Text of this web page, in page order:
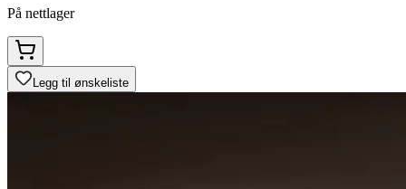
På nettlager
Legg til ønskeliste